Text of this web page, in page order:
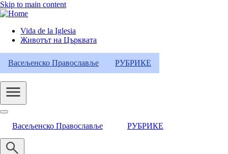
Skip to main content
Header
Category
Menu
Vida de la Iglesia
Животът на Църквата
Васељенско Православље РУБРИКЕ
Васељенско Православље РУБРИКЕ